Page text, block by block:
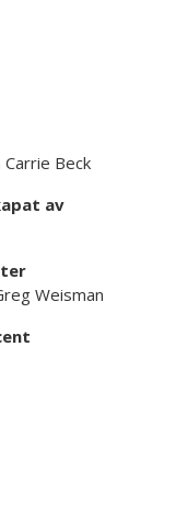
Beck
av
Weisman